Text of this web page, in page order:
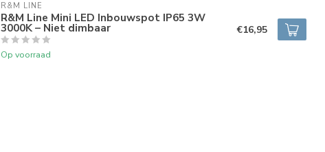
R&M LINE
R&M Line Mini LED Inbouwspot IP65 3W
3000K – Niet dimbaar
Op voorraad
€16,95